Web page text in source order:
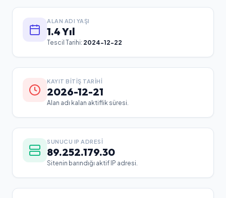
ALAN ADI YAŞI
1.4 Yıl
Tescil Tarihi: 2024-12-22
KAYIT BITIŞ TARIHI
2026-12-21
Alan adı kalan aktiflik süresi.
SUNUCU IP ADRESI
89.252.179.30
Sitenin barındığı aktif IP adresi.